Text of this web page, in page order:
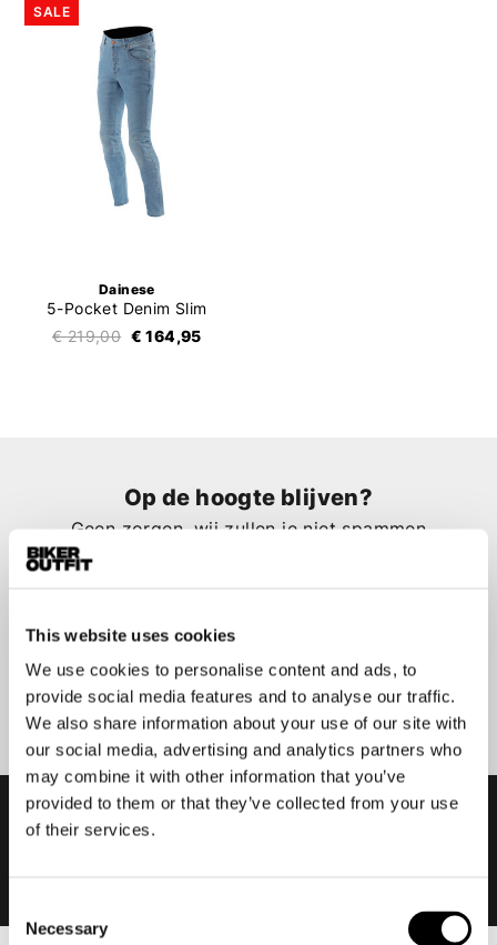
This website uses cookies
We use cookies to personalise content and ads, to
provide social media features and to analyse our traffic.
We also share information about your use of our site with
our social media, advertising and analytics partners who
may combine it with other information that you’ve
provided to them or that they’ve collected from your use
of their services.
Selection
Necessary
SALE
Dainese
5-Pocket Denim Slim
€ 219,00 € 164,95
Op de hoogte blijven?
Geen zorgen, wij zullen je niet spammen
Aanmelden